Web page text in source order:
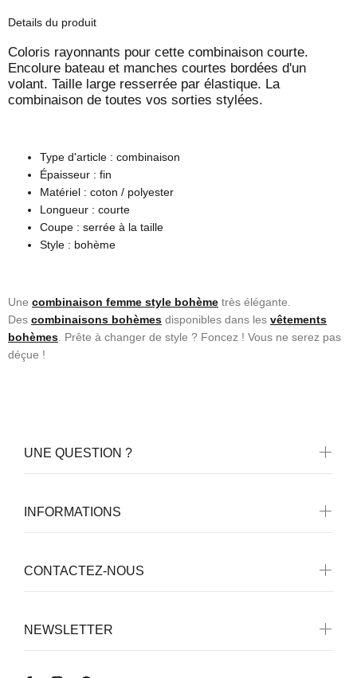
Details du produit
Coloris rayonnants pour cette combinaison courte.
Encolure bateau et manches courtes bordées d'un
volant. Taille large resserrée par élastique. La
combinaison de toutes vos sorties stylées.
Type d'article : combinaison
Épaisseur : fin
Matériel : coton / polyester
Longueur : courte
Coupe : serrée à la taille
Style : bohème
Une combinaison femme style bohème très élégante.
Des combinaisons bohèmes disponibles dans les vêtements
bohèmes . Prête à changer de style ? Foncez ! Vous ne serez pas
déçue !
NEWSLETTER
UNE QUESTION ?
INFORMATIONS
CONTACTEZ-NOUS